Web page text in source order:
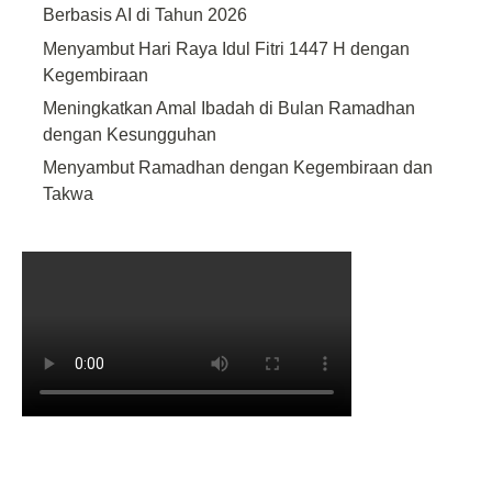
Berbasis AI di Tahun 2026
Menyambut Hari Raya Idul Fitri 1447 H dengan
Kegembiraan
Meningkatkan Amal Ibadah di Bulan Ramadhan
dengan Kesungguhan
Menyambut Ramadhan dengan Kegembiraan dan
Takwa